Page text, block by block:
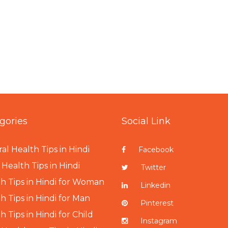
Health Tips in Hindi
Tips in Hindi
Tips in Hindi for Woman
Tips in Hindi for Man
Tips in Hindi for Child
Social Link
Facebook
Twitter
Linkedin
Pinterest
Instagram